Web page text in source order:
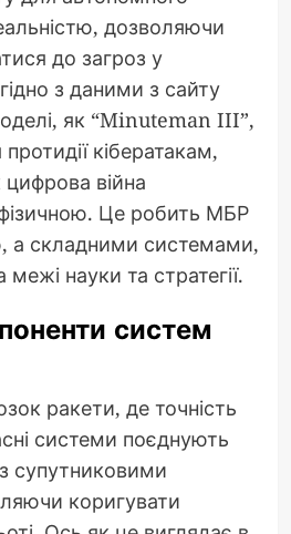
дозволяючи
до загроз у
з даними з сайту
як “Minuteman III”,
кібератакам,
війна
фізичною. Це робить МБР
а складними системами,
науки та стратегії.
систем
ракети, де точність
системи поєднують
з супутниковими
коригувати